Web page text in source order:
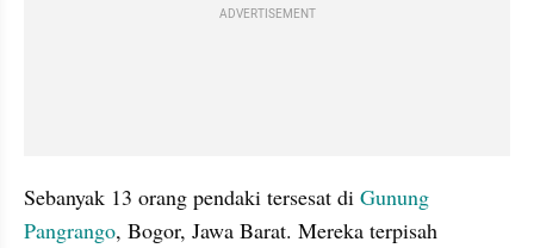
ADVERTISEMENT
Sebanyak 13 orang pendaki tersesat di Gunung
Pangrango, Bogor, Jawa Barat. Mereka terpisah